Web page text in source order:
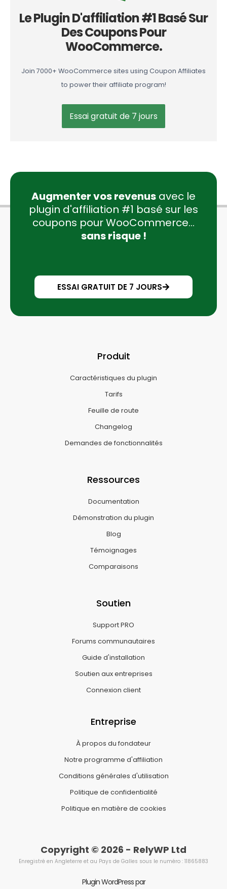
Le Plugin D'affiliation #1 Basé Sur
Des Coupons Pour
WooCommerce.
Join 7000+ WooCommerce sites using Coupon Affiliates
to power their affiliate program!
Essai gratuit de 7 jours
Augmenter vos revenus avec le
plugin d'affiliation #1 basé sur les
coupons pour WooCommerce...
sans risque !
ESSAI GRATUIT DE 7 JOURS
Produit
Caractéristiques du plugin
Tarifs
Feuille de route
Changelog
Demandes de fonctionnalités
Ressources
Documentation
Démonstration du plugin
Blog
Témoignages
Comparaisons
Soutien
Support PRO
Forums communautaires
Guide d'installation
Soutien aux entreprises
Connexion client
Entreprise
À propos du fondateur
Notre programme d'affiliation
Conditions générales d'utilisation
Politique de confidentialité
Politique en matière de cookies
Copyright © 2026 - RelyWP Ltd
Enregistré en Angleterre et au Pays de Galles sous le numéro : 11865883
Plugin WordPress par